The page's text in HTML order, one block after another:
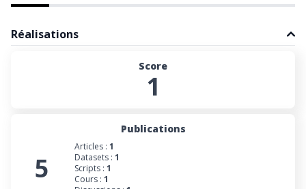
Réalisations
Score
1
Publications
5
Articles : 1
Datasets : 1
Scripts : 1
Cours : 1